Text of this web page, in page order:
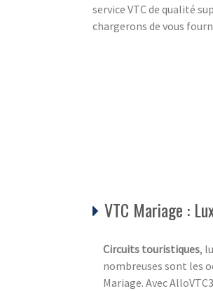
service VTC de qualité
chargerons de vous
VTC Mariage :
Circuits touristiques,
nombreuses sont les
Mariage. Avec